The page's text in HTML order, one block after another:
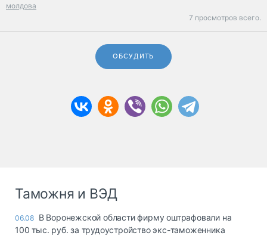
молдова
7 просмотров всего.
ОБСУДИТЬ
Таможня и ВЭД
06.08 В Воронежской области фирму оштрафовали на
100 тыс. руб. за трудоустройство экс-таможенника